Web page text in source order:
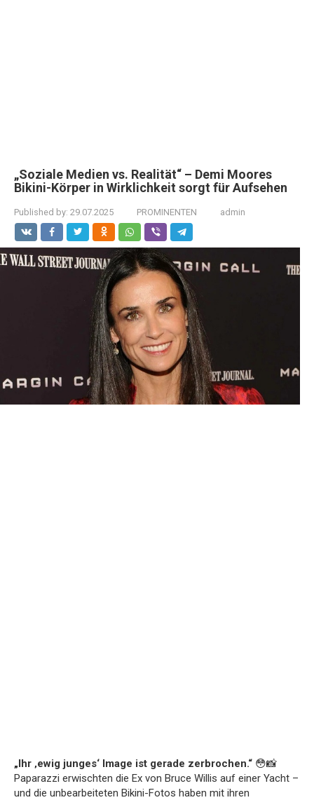
„Soziale Medien vs. Realität“ – Demi Moores
Bikini-Körper in Wirklichkeit sorgt für Aufsehen
Published by: 29.07.2025 PROMINENTEN admin
„Ihr ‚ewig junges‘ Image ist gerade zerbrochen.“ 😳📸
Paparazzi erwischten die Ex von Bruce Willis auf einer Yacht –
und die unbearbeiteten Bikini-Fotos haben mit ihren